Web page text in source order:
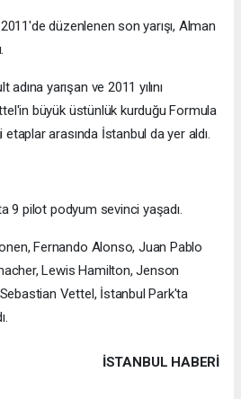
düzenlenen son yarışı, Alman
yarışan ve 2011 yılını
büyük üstünlük kurduğu Formula
arasında İstanbul da yer aldı.
9 pilot podyum sevinci yaşadı.
Fernando Alonso, Juan Pablo
Lewis Hamilton, Jenson
Vettel, İstanbul Park'ta
İSTANBUL HABERİ